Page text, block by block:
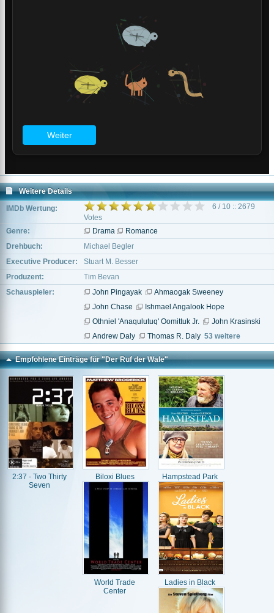
Weitere Details
IMDb Wertung:
6 / 10 :: 2679
Votes
Genre:
Drama
Romance
Drehbuch:
Michael Begler
Executive Producer:
Stuart M. Besser
Produzent:
Tim Bevan
Schauspieler:
John Pingayak
Ahmaogak Sweeney
John Chase
Ishmael Angalook Hope
Othniel 'Anaqulutuq' Oomittuk Jr.
John Krasinski
Andrew Daly
Thomas R. Daly 53 weitere
Empfohlene Einträge für "Der Ruf der Wale"
2:37 - Two Thirty
Seven
Biloxi Blues Hampstead Park
World Trade
Center
Ladies in Black